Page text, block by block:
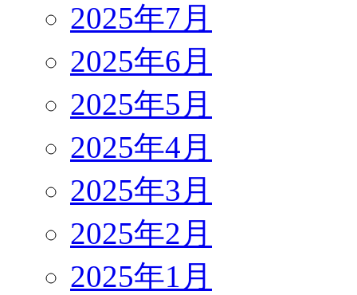
2025年7月
2025年6月
2025年5月
2025年4月
2025年3月
2025年2月
2025年1月